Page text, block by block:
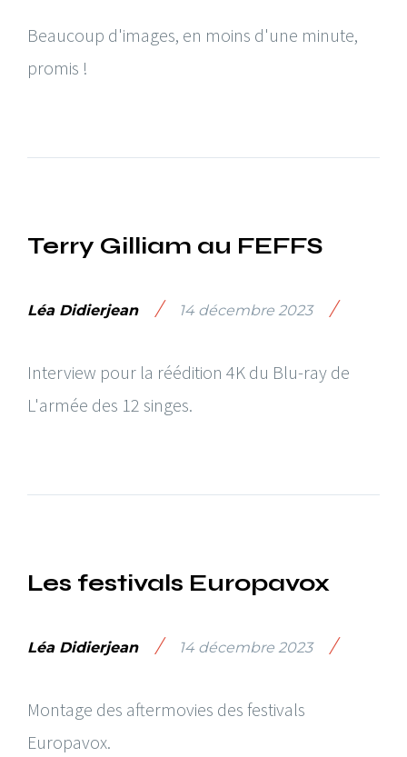
Beaucoup d'images, en moins d'une minute,
promis !
Terry Gilliam au FEFFS
Léa Didierjean / 14 décembre 2023 /
Interview pour la réédition 4K du Blu-ray de
L'armée des 12 singes.
Les festivals Europavox
Léa Didierjean / 14 décembre 2023 /
Montage des aftermovies des festivals
Europavox.